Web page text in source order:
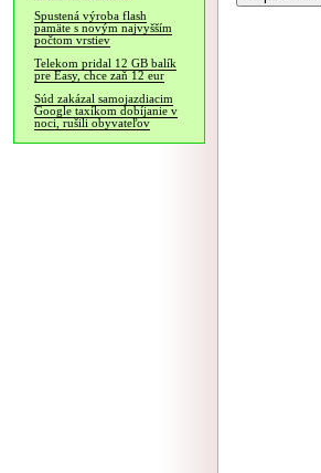
Spustená výroba flash
pamäte s novým najvyšším
počtom vrstiev
Telekom pridal 12 GB balík
pre Easy, chce zaň 12 eur
Súd zakázal samojazdiacim
Google taxíkom dobíjanie v
noci, rušili obyvateľov